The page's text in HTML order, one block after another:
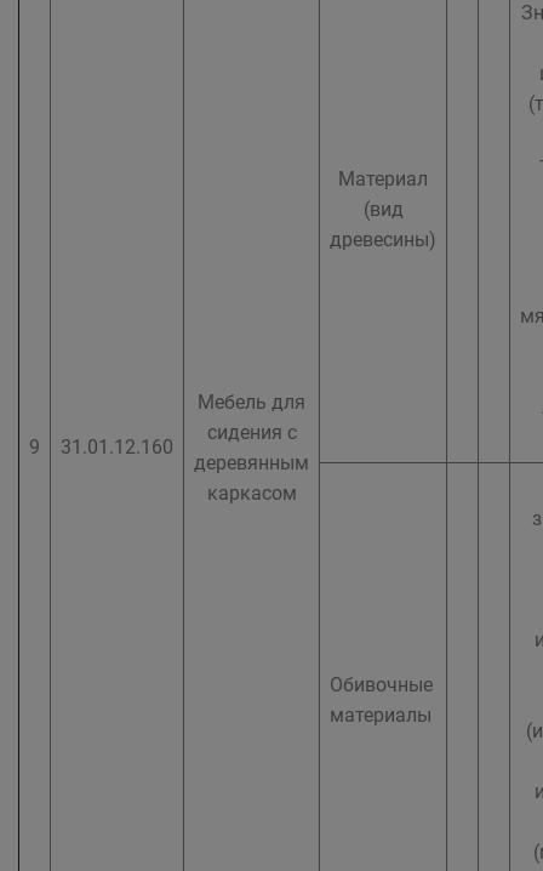
9 31.01.12.160
Мебель для
сидения с
деревянным
каркасом
Материал
(вид
древесины)
Обивочные
материалы